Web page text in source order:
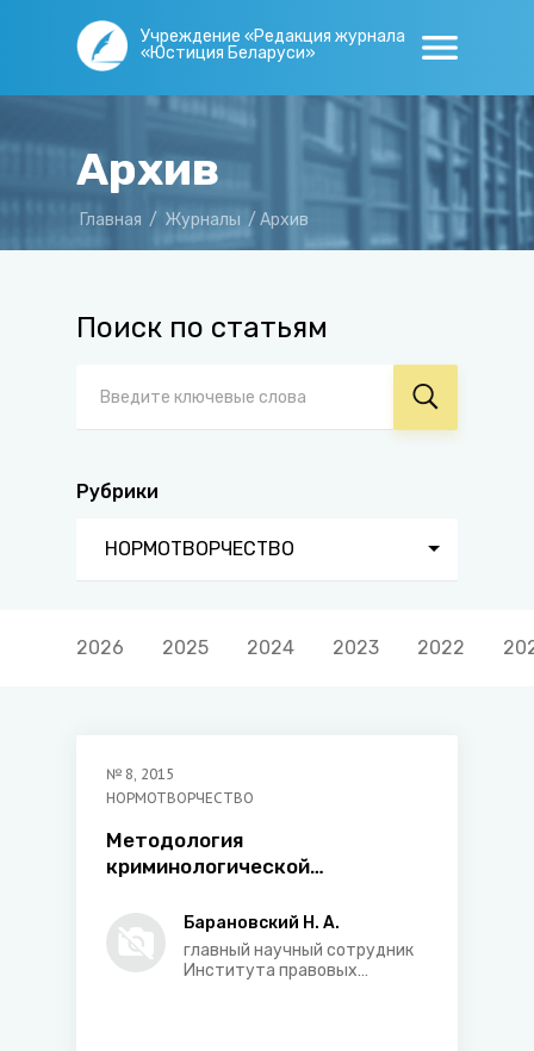
Учреждение «Редакция журнала
«Юстиция Беларуси»
Архив
Главная / Журналы / Архив
Поиск по статьям
Рубрики
НОРМОТВОРЧЕСТВО
2026 2025 2024 2023 2022
№ 8, 2015
НОРМОТВОРЧЕСТВО
Методология
криминологической
дискуссии и пути решения
Барановский Н. А.
главный научный сотрудник
Института правовых